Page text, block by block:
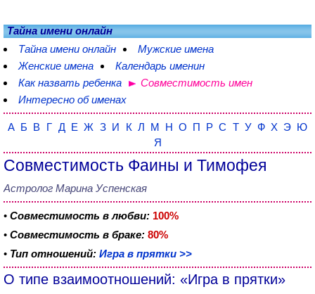
Тайна имени онлайн
Тайна имени онлайн
Мужские имена
Женские имена
Календарь именин
Как назвать ребенка
Совместимость имен
Интересно об именах
А Б В Г Д Е Ж З И К Л М Н О П Р С Т У Ф Х Э Ю
Я
Совместимость Фаины и Тимофея
Астролог Марина Успенская
• Совместимость в любви: 100%
• Совместимость в браке: 80%
• Тип отношений: Игра в прятки >>
О типе взаимоотношений: «Игра в прятки»